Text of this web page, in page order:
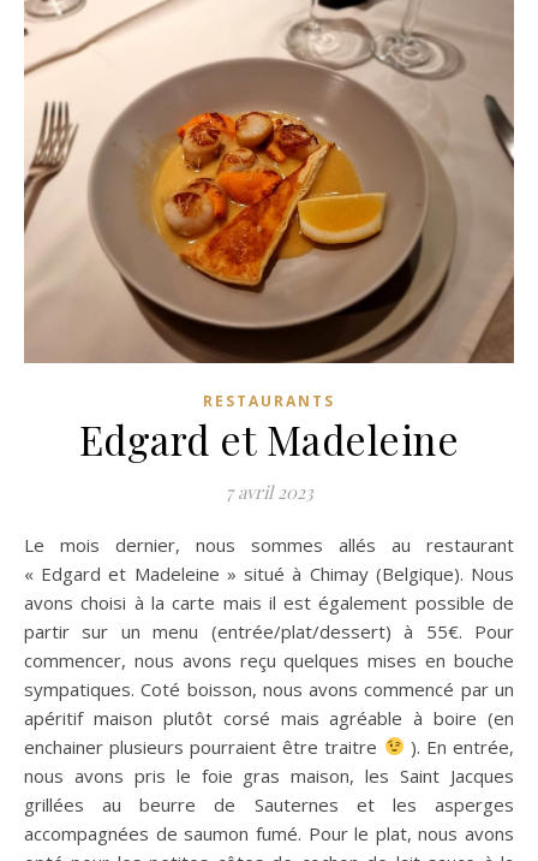
RESTAURANTS
Edgard et Madeleine
7 avril 2023
Le mois dernier, nous sommes allés au restaurant
« Edgard et Madeleine » situé à Chimay (Belgique). Nous
avons choisi à la carte mais il est également possible de
partir sur un menu (entrée/plat/dessert) à 55€. Pour
commencer, nous avons reçu quelques mises en bouche
sympatiques. Coté boisson, nous avons commencé par un
apéritif maison plutôt corsé mais agréable à boire (en
enchainer plusieurs pourraient être traitre
). En entrée,
nous avons pris le foie gras maison, les Saint Jacques
grillées au beurre de Sauternes et les asperges
accompagnées de saumon fumé. Pour le plat, nous avons